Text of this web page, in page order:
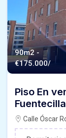
90m2 -
€175.000/
Piso En
Calle Óscar